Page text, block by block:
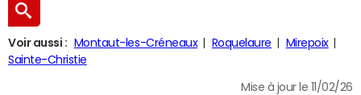
Voir aussi : Montaut-les-Créneaux Roquelaure
Mirepoix
Sainte-Christie
Mise à jour le 11/02/26